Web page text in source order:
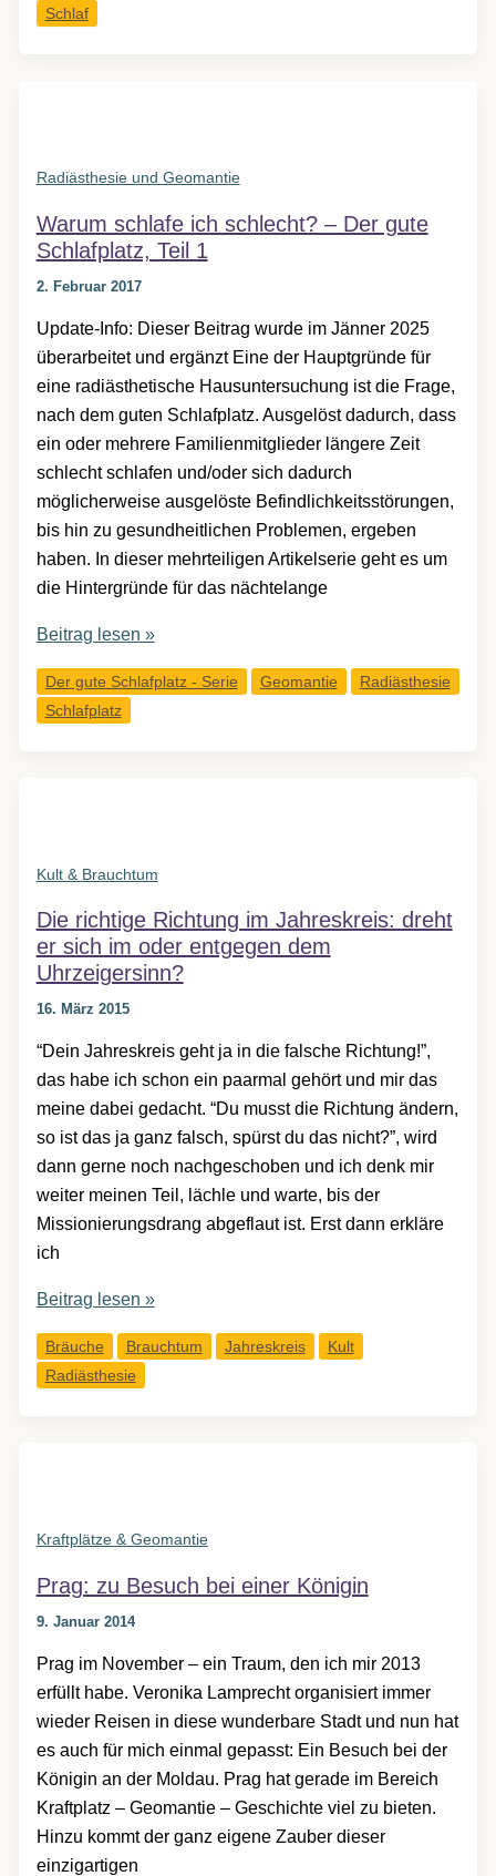
Schlaf
Schlaf
Radiästhesie und Geomantie
Warum schlafe ich schlecht? – Der gute
Schlafplatz, Teil 1
2. Februar 2017
Update-Info: Dieser Beitrag wurde im Jänner 2025
überarbeitet und ergänzt Eine der Hauptgründe für
eine radiästhetische Hausuntersuchung ist die Frage,
nach dem guten Schlafplatz. Ausgelöst dadurch, dass
ein oder mehrere Familienmitglieder längere Zeit
schlecht schlafen und/oder sich dadurch
möglicherweise ausgelöste Befindlichkeitsstörungen,
bis hin zu gesundheitlichen Problemen, ergeben
haben. In dieser mehrteiligen Artikelserie geht es um
die Hintergründe für das nächtelange
Warum
ich
schlecht?
Beitrag lesen »
Der gute Schlafplatz - Serie Geomantie
Radiästhesie
Schlafplatz
Kult & Brauchtum
Die richtige Richtung im Jahreskreis: dreht
er sich im oder entgegen dem
Uhrzeigersinn?
16. März 2015
“Dein Jahreskreis geht ja in die falsche Richtung!”,
das habe ich schon ein paarmal gehört und mir das
meine dabei gedacht. “Du musst die Richtung ändern,
so ist das ja ganz falsch, spürst du das nicht?”, wird
dann gerne noch nachgeschoben und ich denk mir
weiter meinen Teil, lächle und warte, bis der
Missionierungsdrang abgeflaut ist. Erst dann erkläre
ich
Die
Richtung
im
entgegen
dem
Beitrag lesen »
Bräuche Brauchtum Jahreskreis
Kult
Radiästhesie
Kraftplätze & Geomantie
Prag: zu Besuch bei einer Königin
9. Januar 2014
Prag im November – ein Traum, den ich mir 2013
erfüllt habe. Veronika Lamprecht organisiert immer
wieder Reisen in diese wunderbare Stadt und nun hat
es auch für mich einmal gepasst: Ein Besuch bei der
Königin an der Moldau. Prag hat gerade im Bereich
Kraftplatz – Geomantie – Geschichte viel zu bieten.
Hinzu kommt der ganz eigene Zauber dieser
einzigartigen